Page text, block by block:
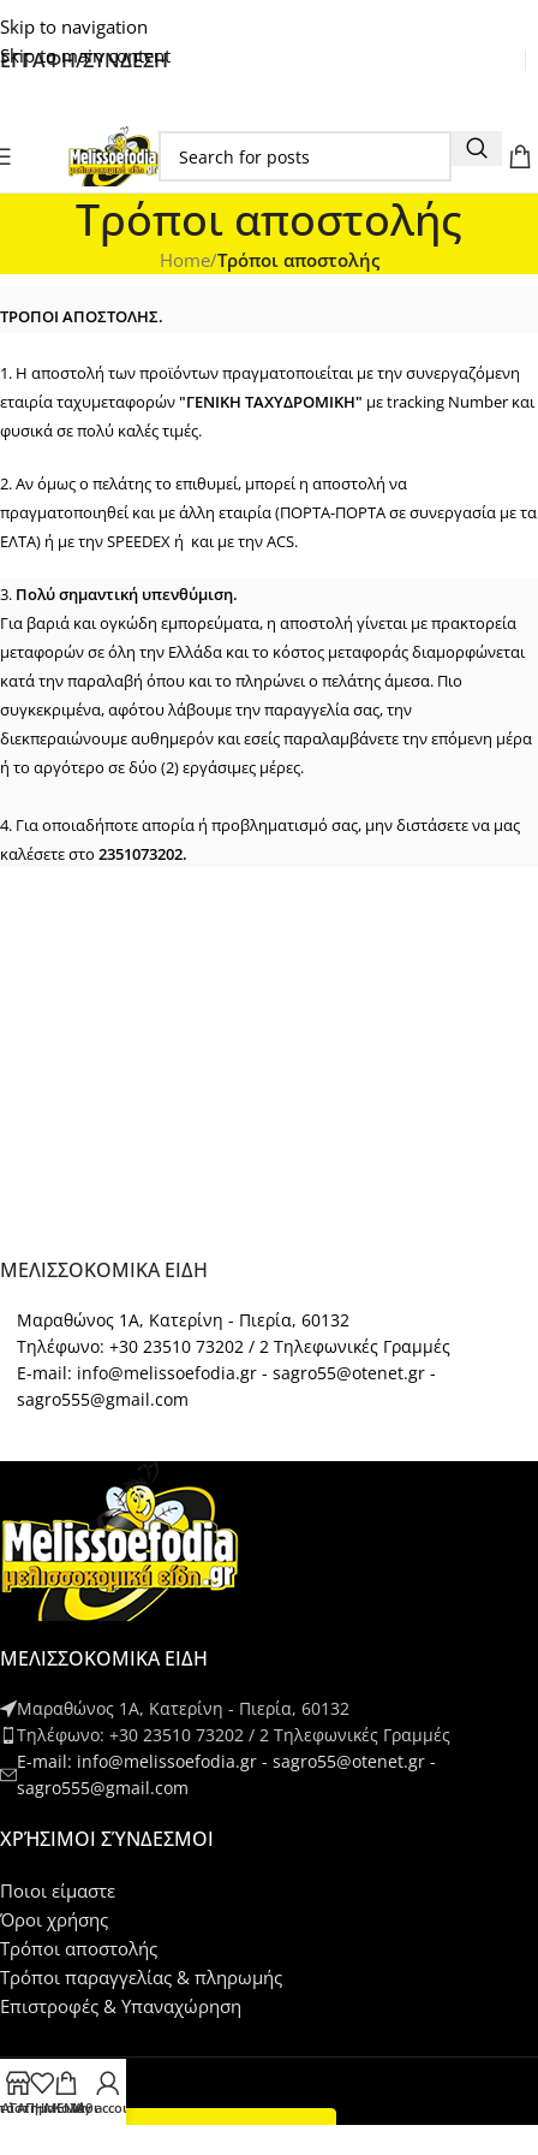
Skip to navigation
Skip to main content
ΕΓΓΑΦΗ/ΣΥΝΔΕΣΗ
Τρόποι αποστολής
Home/Τρόποι αποστολής
ΤΡΟΠΟΙ ΑΠΟΣΤΟΛΗΣ.
1. Η αποστολή των προϊόντων πραγματοποιείται με την συνεργαζόμενη
εταιρία ταχυμεταφορών"ΓΕΝΙΚΗ ΤΑΧΥΔΡΟΜΙΚΗ" με tracking Number και
φυσικά σε πολύ καλές τιμές.
2. Αν όμως ο πελάτης το επιθυμεί, μπορεί η αποστολή να
πραγματοποιηθεί και με άλλη εταιρία (ΠΟΡΤΑ-ΠΟΡΤΑ σε συνεργασία με τα
ΕΛΤΑ) ή με την SPEEDEX ή και με την ACS.
3. Πολύ σημαντική υπενθύμιση.
Για βαριά και ογκώδη εμπορεύματα, η αποστολή γίνεται με πρακτορεία
μεταφορών σε όλη την Ελλάδα και το κόστος μεταφοράς διαμορφώνεται
κατά την παραλαβή όπου και το πληρώνει ο πελάτης άμεσα. Πιο
συγκεκριμένα, αφότου λάβουμε την παραγγελία σας, την
διεκπεραιώνουμε αυθημερόν και εσείς παραλαμβάνετε την επόμενη μέρα
ή το αργότερο σε δύο (2) εργάσιμες μέρες.
4. Για οποιαδήποτε απορία ή προβληματισμό σας, μην διστάσετε να μας
καλέσετε στο 2351073202.
ΜΕΛΙΣΣΟΚΟΜΙΚΑ ΕΙΔΗ
Μαραθώνος 1Α, Κατερίνη - Πιερία, 60132
Τηλέφωνο: +30 23510 73202 / 2 Τηλεφωνικές Γραμμές
E-mail: info@melissoefodia.gr - sagro55@otenet.gr -
sagro555@gmail.com
ΜΕΛΙΣΣΟΚΟΜΙΚΑ ΕΙΔΗ
Μαραθώνος 1Α, Κατερίνη - Πιερία, 60132
Τηλέφωνο: +30 23510 73202 / 2 Τηλεφωνικές Γραμμές
E-mail: info@melissoefodia.gr - sagro55@otenet.gr -
sagro555@gmail.com
ΧΡΉΣΙΜΟΙ ΣΎΝΔΕΣΜΟΙ
Ποιοι είμαστε
Όροι χρήσης
Τρόποι αποστολής
Τρόποι παραγγελίας & πληρωμής
Επιστροφές & Υπαναχώρηση
Ηλεκτρονική Υπαναχώρηση
ΑΓΑΠΗΜΕΝΑ
Καλάθι
My account